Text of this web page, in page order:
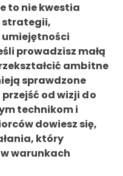
to nie kwestia
strategii,
prowadzisz małą
ambitne
sprawdzone
od wizji do
technikom i
dowiesz się,
który
warunkach